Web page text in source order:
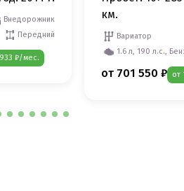
Внедорожник
Передний
₽/мес.
км.
Вариатор
1.6 л, 190 л.с.,
от 701 550 ₽ от